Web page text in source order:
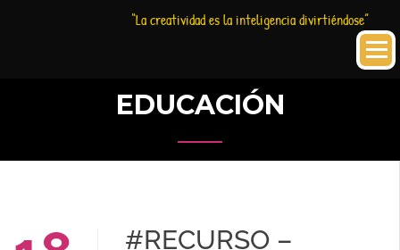
“La creatividad es la inteligencia divirtiéndose”
EDUCACIÓN
#RECURSO –